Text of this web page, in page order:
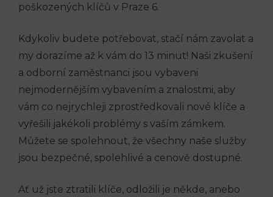
poškozených klíčů v Praze 6.
Kdykoliv ⁤budete potřebovat, stačí nám zavolat a⁤
my dorazíme‍ až k⁤ vám do ⁣13 minut! Naši ‍zkušení
⁣a odborní zaměstnanci jsou ⁤vybaveni
nejmodernějším vybavením a znalostmi, aby
vám⁢ co nejrychleji zprostředkovali nové klíče a
vyřešili jakékoli problémy​ s vaším zámkem.
Můžete se spolehnout, že​ všechny⁢ naše služby
jsou bezpečné, spolehlivé a cenově dostupné.
Ať už‍ jste ztratili⁢ klíče,‌ odložili je někde, anebo